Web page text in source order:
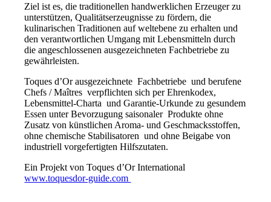
Ziel ist es, die traditionellen handwerklichen Erzeuger zu
unterstützen, Qualitätserzeugnisse zu fördern, die
kulinarischen Traditionen auf weltebene zu erhalten und
den verantwortlichen Umgang mit Lebensmitteln durch
die angeschlossenen ausgezeichneten Fachbetriebe zu
gewährleisten.
Toques d’Or ausgezeichnete Fachbetriebe und berufene
Chefs / Maîtres verpflichten sich per Ehrenkodex,
Lebensmittel-Charta und Garantie-Urkunde zu gesundem
Essen unter Bevorzugung saisonaler Produkte ohne
Zusatz von künstlichen Aroma- und Geschmacksstoffen,
ohne chemische Stabilisatoren und ohne Beigabe von
industriell vorgefertigten Hilfszutaten.
Ein Projekt von Toques d’Or International
www.toquesdor-guide.com